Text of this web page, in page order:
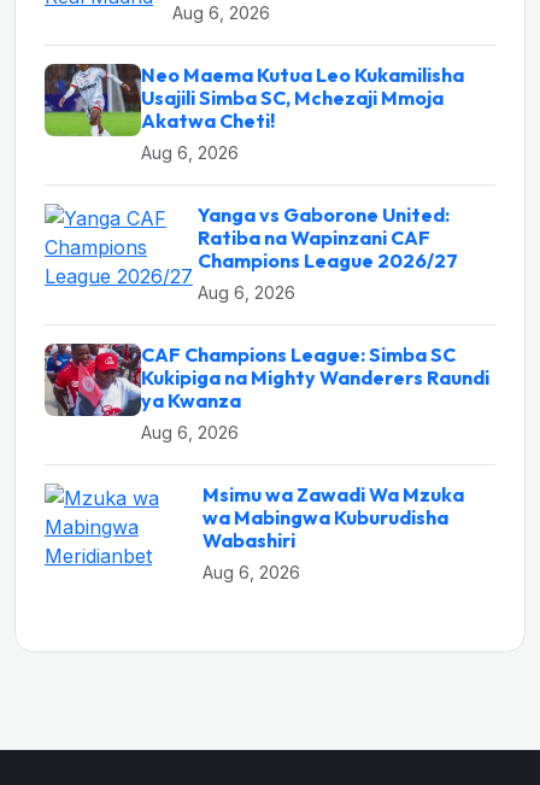
Aug 6, 2026
Neo Maema Kutua Leo Kukamilisha
Usajili Simba SC, Mchezaji Mmoja
Akatwa Cheti!
Aug 6, 2026
Yanga vs Gaborone United:
Ratiba na Wapinzani CAF
Champions League 2026/27
Aug 6, 2026
CAF Champions League: Simba SC
Kukipiga na Mighty Wanderers Raundi
ya Kwanza
Aug 6, 2026
Msimu wa Zawadi Wa Mzuka
wa Mabingwa Kuburudisha
Wabashiri
Aug 6, 2026